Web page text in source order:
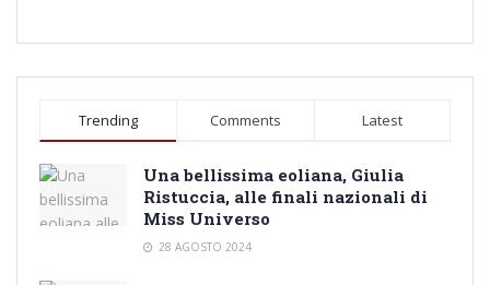
Trending Comments Latest
Una bellissima eoliana, Giulia
Ristuccia, alle finali nazionali di
Miss Universo
28 AGOSTO 2024